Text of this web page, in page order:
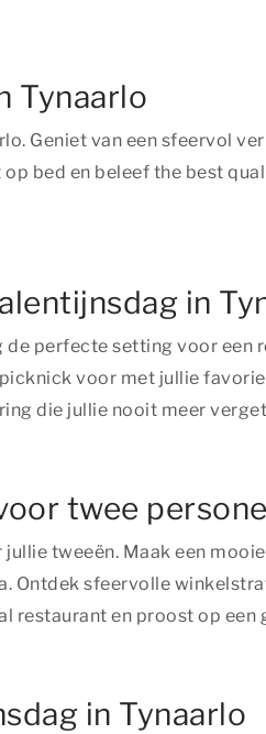
Tynaarlo
Geniet van een sfeervol
bed en beleef the best
in
perfecte setting voor
voor met jullie
die jullie nooit meer
twee
tweeën. Maak een
sfeervolle
restaurant en proost op een
in Tynaarlo